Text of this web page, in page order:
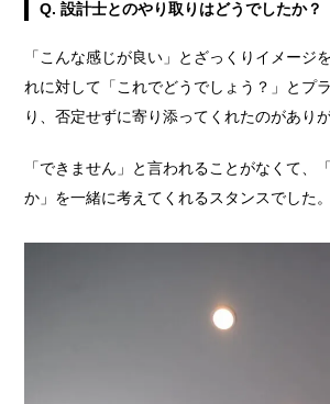
Q. 設計士とのやり取りはどうでしたか？
「こんな感じが良い」とざっくりイメージ
れに対して「これでどうでしょう？」とプ
り、否定せずに寄り添ってくれたのがあり
「できません」と言われることがなくて、
か」を一緒に考えてくれるスタンスでした。